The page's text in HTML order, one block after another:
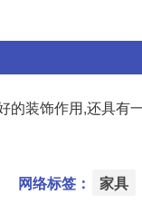
装饰作用,还具
网络标签： 家具